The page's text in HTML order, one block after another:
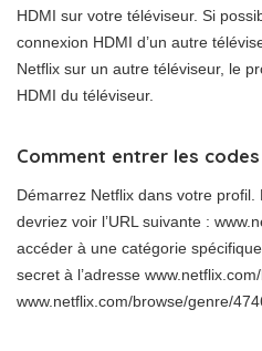
HDMI sur votre téléviseur. Si
connexion HDMI d’un autre
Netflix sur un autre téléviseur, le
HDMI du téléviseur.
Comment entrer les
Démarrez Netflix dans votre profil.
devriez voir l’URL suivante :
accéder à une catégorie
secret à l’adresse
www.netflix.com/browse/genre/